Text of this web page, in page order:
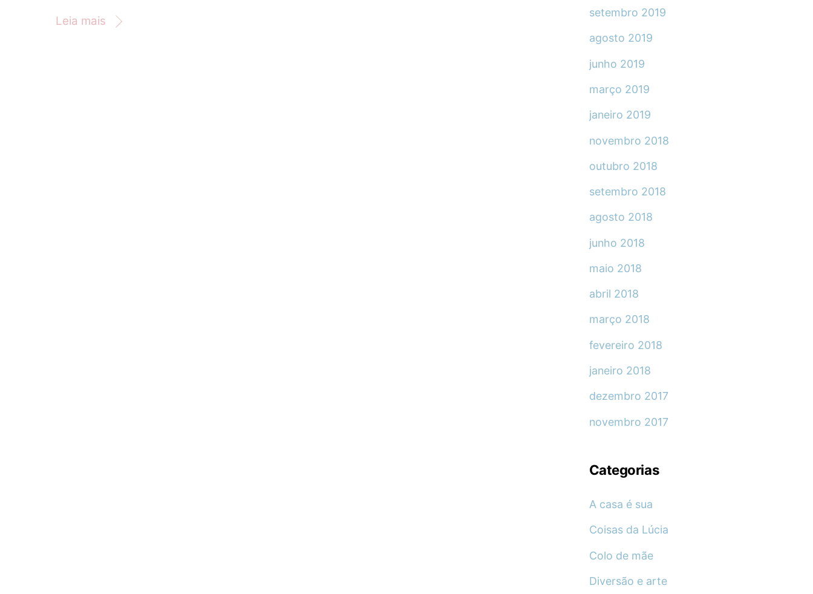
Leia mais
setembro 2019
agosto 2019
junho 2019
março 2019
janeiro 2019
novembro 2018
outubro 2018
setembro 2018
agosto 2018
junho 2018
maio 2018
abril 2018
março 2018
fevereiro 2018
janeiro 2018
dezembro 2017
novembro 2017
Categorias
A casa é sua
Coisas da Lúcia
Colo de mãe
Diversão e arte